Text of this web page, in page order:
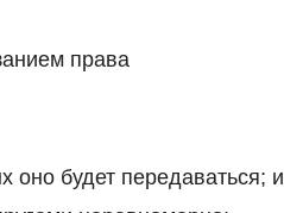
права
оно будет передаваться; и